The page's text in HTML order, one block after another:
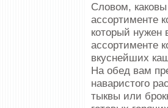
Словом,
ассортименте
который нужен
ассортименте
вкуснейших
На обед вам
наваристого
тыквы или